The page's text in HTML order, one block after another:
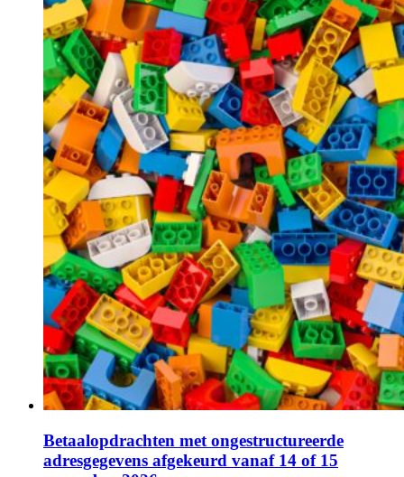
Betaalopdrachten met ongestructureerde
adresgegevens afgekeurd vanaf 14 of 15